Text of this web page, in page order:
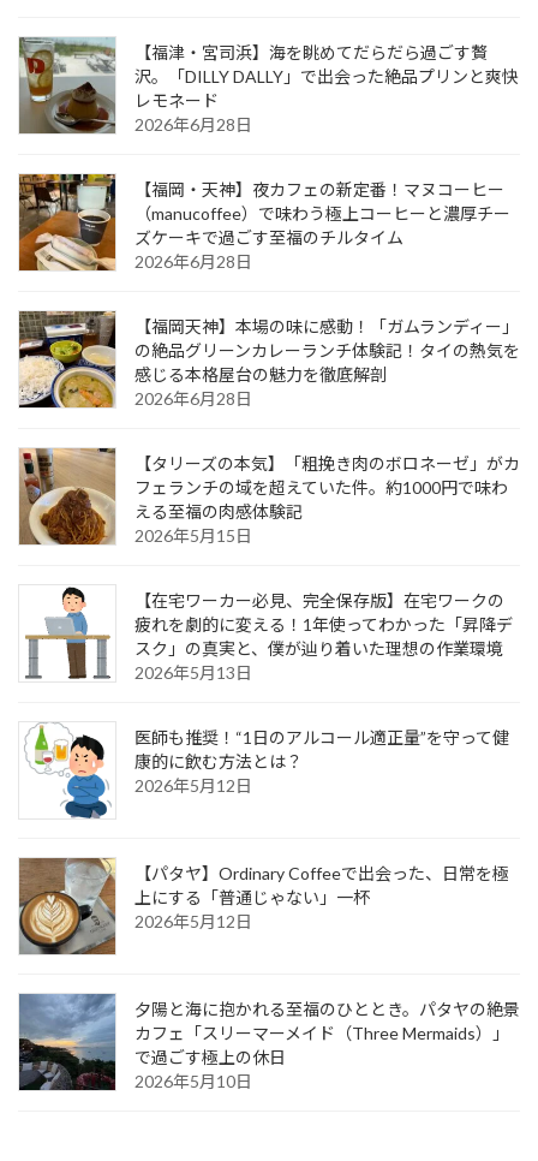
【福津・宮司浜】海を眺めてだらだら過ごす贅
沢。「DILLY DALLY」で出会った絶品プリンと爽快
レモネード
2026年6月28日
【福岡・天神】夜カフェの新定番！マヌコーヒー
（manucoffee）で味わう極上コーヒーと濃厚チー
ズケーキで過ごす至福のチルタイム
2026年6月28日
【福岡天神】本場の味に感動！「ガムランディー」
の絶品グリーンカレーランチ体験記！タイの熱気を
感じる本格屋台の魅力を徹底解剖
2026年6月28日
【タリーズの本気】「粗挽き肉のボロネーゼ」がカ
フェランチの域を超えていた件。約1000円で味わ
える至福の肉感体験記
2026年5月15日
【在宅ワーカー必見、完全保存版】在宅ワークの
疲れを劇的に変える！1年使ってわかった「昇降デ
スク」の真実と、僕が辿り着いた理想の作業環境
2026年5月13日
医師も推奨！“1日のアルコール適正量”を守って健
康的に飲む方法とは？
2026年5月12日
【パタヤ】Ordinary Coffeeで出会った、日常を極
上にする「普通じゃない」一杯
2026年5月12日
夕陽と海に抱かれる至福のひととき。パタヤの絶景
カフェ「スリーマーメイド（Three Mermaids）」
で過ごす極上の休日
2026年5月10日